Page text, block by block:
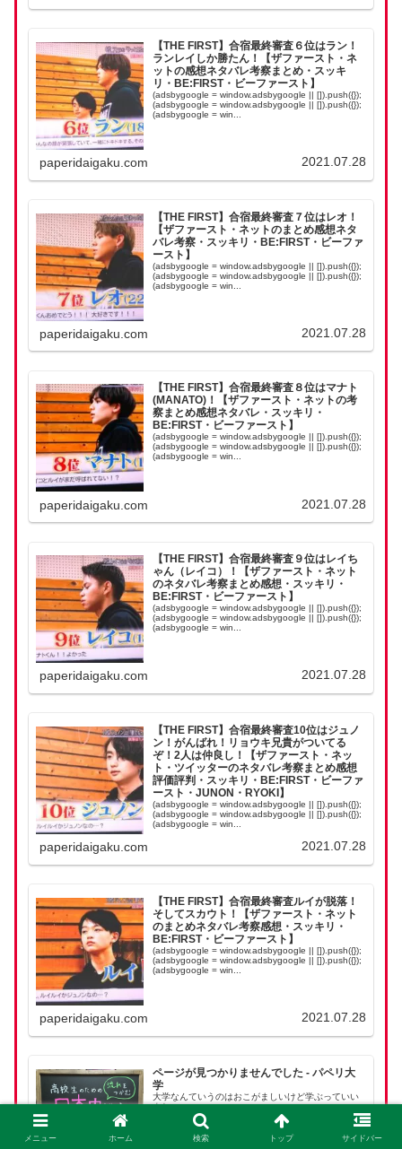
【THE FIRST】合宿最終審査６位はラン！
ランレイしか勝たん！【ザファースト・ネ
ットの感想ネタバレ考察まとめ・スッキ
リ・BE:FIRST・ビーファースト】
(adsbygoogle = window.adsbygoogle || []).push({});
(adsbygoogle = window.adsbygoogle || []).push({});
(adsbygoogle = win...
paperidaigaku.com 2021.07.28
【THE FIRST】合宿最終審査７位はレオ！
【ザファースト・ネットのまとめ感想ネタ
バレ考察・スッキリ・BE:FIRST・ビーファ
ースト】
(adsbygoogle = window.adsbygoogle || []).push({});
(adsbygoogle = window.adsbygoogle || []).push({});
(adsbygoogle = win...
paperidaigaku.com 2021.07.28
【THE FIRST】合宿最終審査８位はマナト
(MANATO)！【ザファースト・ネットの考
察まとめ感想ネタバレ・スッキリ・
BE:FIRST・ビーファースト】
(adsbygoogle = window.adsbygoogle || []).push({});
(adsbygoogle = window.adsbygoogle || []).push({});
(adsbygoogle = win...
paperidaigaku.com 2021.07.28
【THE FIRST】合宿最終審査９位はレイち
ゃん（レイコ）！【ザファースト・ネット
のネタバレ考察まとめ感想・スッキリ・
BE:FIRST・ビーファースト】
(adsbygoogle = window.adsbygoogle || []).push({});
(adsbygoogle = window.adsbygoogle || []).push({});
(adsbygoogle = win...
paperidaigaku.com 2021.07.28
【THE FIRST】合宿最終審査10位はジュノ
ン！がんばれ！リョウキ兄貴がついてる
ぞ！2人は仲良し！【ザファースト・ネッ
ト・ツイッターのネタバレ考察まとめ感想
評価評判・スッキリ・BE:FIRST・ビーファ
ースト・JUNON・RYOKI】
(adsbygoogle = window.adsbygoogle || []).push({});
(adsbygoogle = window.adsbygoogle || []).push({});
(adsbygoogle = win...
paperidaigaku.com 2021.07.28
【THE FIRST】合宿最終審査ルイが脱落！
そしてスカウト！【ザファースト・ネット
のまとめネタバレ考察感想・スッキリ・
BE:FIRST・ビーファースト】
(adsbygoogle = window.adsbygoogle || []).push({});
(adsbygoogle = window.adsbygoogle || []).push({});
(adsbygoogle = win...
paperidaigaku.com 2021.07.28
ページが見つかりませんでした - パペリ大
学
大学なんていうのはおこがましいけど学ぶっていい
よね
メニュー ホーム 検索 トップ サイドバー